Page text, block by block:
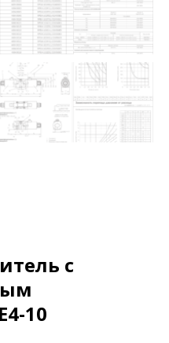
с
10